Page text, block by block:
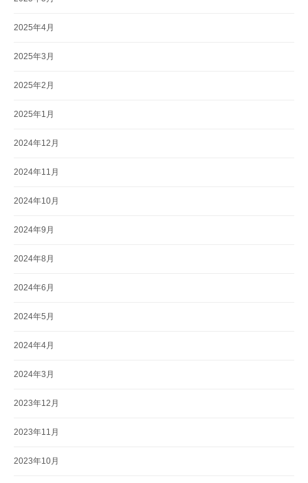
2025年4月
2025年3月
2025年2月
2025年1月
2024年12月
2024年11月
2024年10月
2024年9月
2024年8月
2024年6月
2024年5月
2024年4月
2024年3月
2023年12月
2023年11月
2023年10月